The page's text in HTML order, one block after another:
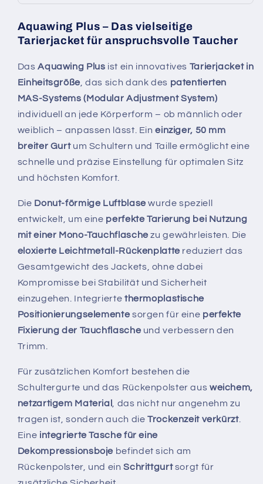
Aquawing Plus – Das vielseitige
Tarierjacket für anspruchsvolle Taucher
DasAquawing Plus ist ein innovatives Tarierjacket in
Einheitsgröße , das sich dank des patentierten
MAS-Systems (Modular Adjustment System)
individuell an jede Körperform – ob männlich oder
weiblich – anpassen lässt. Eineinziger, 50 mm
breiter Gurtum Schultern und Taille ermöglicht eine
schnelle und präzise Einstellung für optimalen Sitz
und höchsten Komfort.
Die Donut-förmige Luftblase wurde speziell
entwickelt, um eine perfekte Tarierung bei Nutzung
mit einer Mono-Tauchflasche zu gewährleisten. Die
eloxierte Leichtmetall-Rückenplatte reduziert das
Gesamtgewicht des Jackets, ohne dabei
Kompromisse bei Stabilität und Sicherheit
einzugehen. Integrierte thermoplastische
Positionierungselemente sorgen für eine perfekte
Fixierung der Tauchflasche und verbessern den
Trimm.
Für zusätzlichen Komfort bestehen die
Schultergurte und das Rückenpolster aus weichem,
netzartigem Material , das nicht nur angenehm zu
tragen ist, sondern auch dieTrockenzeit verkürzt.
Eine integrierte Tasche für eine
Dekompressionsboje befindet sich am
Rückenpolster, und einSchrittgurtsorgt für